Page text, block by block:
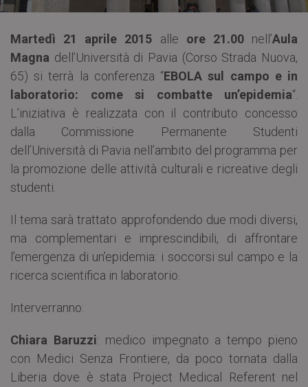
Martedì 21 aprile 2015 alle ore 21.00 nell’Aula
Magna dell’Università di Pavia (Corso Strada Nuova,
65) si terrà la conferenza “EBOLA sul campo e in
laboratorio: come si combatte un’epidemia“.
L’iniziativa è realizzata con il contributo concesso
dalla Commissione Permanente Studenti
dell’Università di Pavia nell’ambito del programma per
la promozione delle attività culturali e ricreative degli
studenti.
Il tema sarà trattato approfondendo due modi diversi,
ma complementari e imprescindibili, di affrontare
l’emergenza di un’epidemia: i soccorsi sul campo e la
ricerca scientifica in laboratorio.
Interverranno:
Chiara Baruzzi: medico impegnato a tempo pieno
con Medici Senza Frontiere, da poco tornata dalla
Liberia dove è stata Project Medical Referent nel